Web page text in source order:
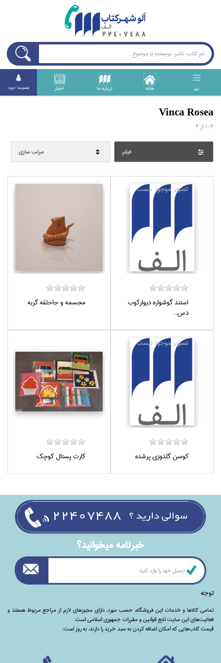
منو خانه درباره ما اخبار عضويت / ورود
Vinca Rosea
1-4 از4
فيلتر مرتب سازي
استند گوشواره ديواركوب
دس...
مجسمه و جاحلقه گربه
كوسن گلدوزي پرشده كارت پستال كوچك
خبرنامه ميخوانيد؟
توجه
تمامی‌ کالاها و خدمات این فروشگاه، حسب مورد،‌ دارای مجوزهای لازم از مراجع مربوط هستند ‌و‌‌
فعالیت‌های این سایت تابع قوانین و مقررات جمهوری اسلامی است.
قیمت کتاب‌هایی که امکان اضافه کردن به سبد خرید را دارند،‌ به روز است.